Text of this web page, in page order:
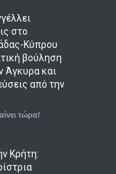
στο
Κύπρου
βούληση
Άγκυρα και
από την
τώρα!
Κρήτη: